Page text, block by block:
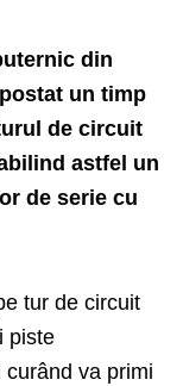
din
un timp
de circuit
astfel un
de serie cu
tur de circuit
piste
va primi